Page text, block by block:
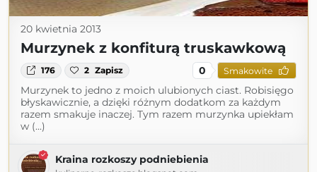
20 kwietnia 2013
Murzynek z konfiturą truskawkową
176 2 Zapisz 0 Smakowite
Murzynek to jedno z moich ulubionych ciast. Robisięgo
błyskawicznie, a dzięki różnym dodatkom za każdym
razem smakuje inaczej. Tym razem murzynka upiekłam
w (...)
Kraina rozkoszy podniebienia